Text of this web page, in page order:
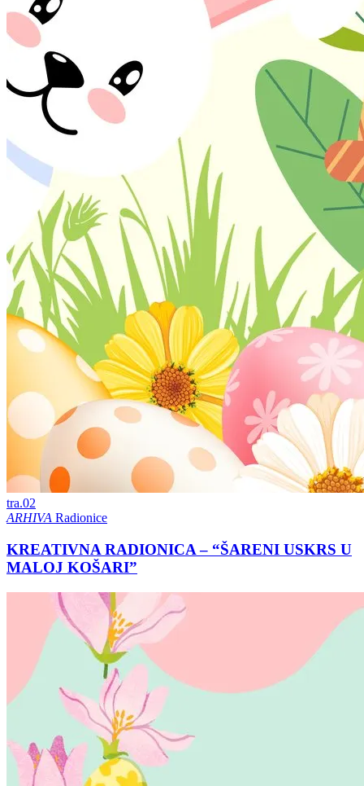
tra.02
ARHIVA Radionice
KREATIVNA RADIONICA – “ŠARENI USKRS U
MALOJ KOŠARI”